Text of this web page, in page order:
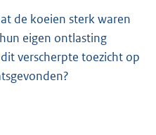
de koeien sterk waren
eigen ontlasting
verscherpte toezicht op